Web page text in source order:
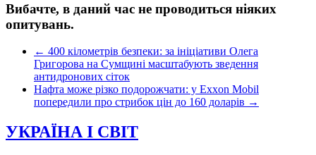
Вибачте, в даний час не проводиться ніяких
опитувань.
← 400 кілометрів безпеки: за ініціативи Олега
Григорова на Сумщині масштабують зведення
антидронових сіток
Нафта може різко подорожчати: у Exxon Mobil
попередили про стрибок цін до 160 доларів →
УКРАЇНА І СВІТ